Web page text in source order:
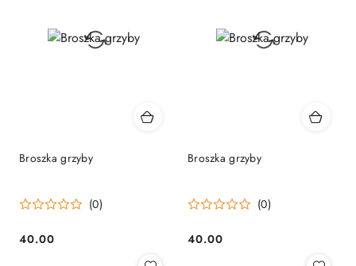
Broszka grzyby
(0)
Cena:
40.00
Broszka grzyby
(0)
Cena:
40.00